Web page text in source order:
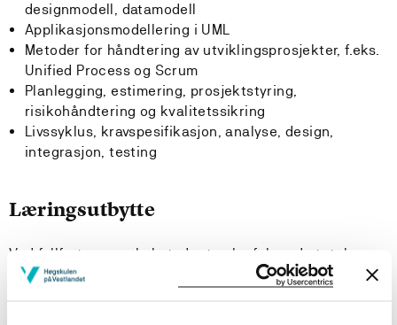
designmodell, datamodell
Applikasjonsmodellering i UML
Metoder for håndtering av utviklingsprosjekter, f.eks.
Unified Process og Scrum
Planlegging, estimering, prosjektstyring,
risikohåndtering og kvalitetssikring
Livssyklus, kravspesifikasjon, analyse, design,
integrasjon, testing
Læringsutbytte
Ved fullført emne skal studenten ha følgende totale
læringsutbytte: